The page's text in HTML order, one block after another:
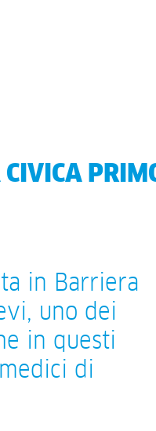
in Barriera
uno dei
in questi
di